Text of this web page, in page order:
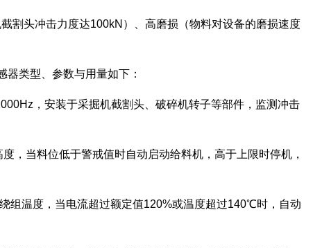
割头冲击力度达100kN）、高磨损（物料对设备的磨损速度
类型、参数与用量如下：
，安装于采掘机截割头、破碎机转子等部件，监测冲击
，当料位低于警戒值时自动启动给料机，高于上限时停机，
组温度，当电流超过额定值120%或温度超过140℃时，自动